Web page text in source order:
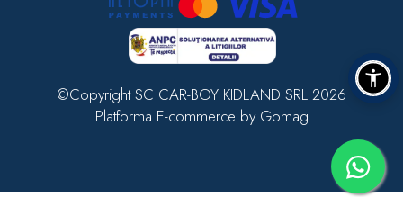
©Copyright SC CAR-BOY KIDLAND SRL 2026
Platforma E-commerce by Gomag